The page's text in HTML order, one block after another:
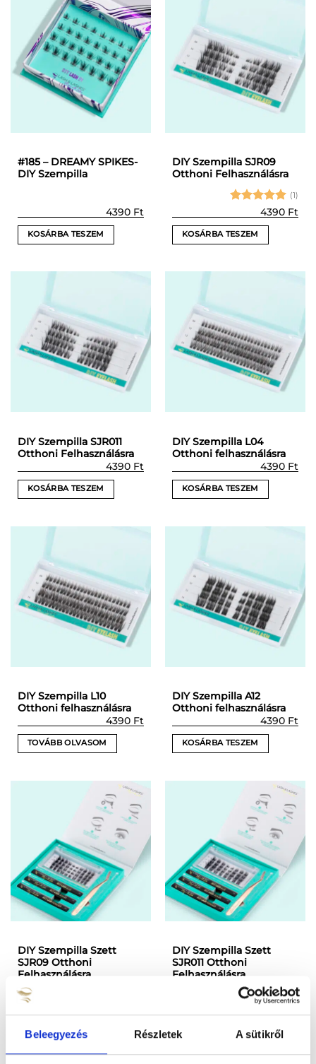
Beleegyezés Részletek A sütikről
#185 – DREAMY SPIKES-
DIY Szempilla
4390 Ft
KOSÁRBA TESZEM
DIY Szempilla SJR09
Otthoni Felhasználásra
Értékelés:
(1)
4390 Ft
KOSÁRBA TESZEM
DIY Szempilla SJR011
Otthoni Felhasználásra
4390 Ft
KOSÁRBA TESZEM
DIY Szempilla L04
Otthoni felhasználásra
4390 Ft
KOSÁRBA TESZEM
DIY Szempilla L10
Otthoni felhasználásra
4390 Ft
TOVÁBB OLVASOM
DIY Szempilla A12
Otthoni felhasználásra
4390 Ft
KOSÁRBA TESZEM
DIY Szempilla Szett
SJR09 Otthoni
Felhasználásra
DIY Szempilla Szett
SJR011 Otthoni
Felhasználásra
13490Ft